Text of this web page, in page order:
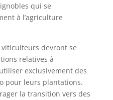
qui se
à l’agriculture
devront se
relatives à
exclusivement des
pour leurs plantations.
la transition vers des